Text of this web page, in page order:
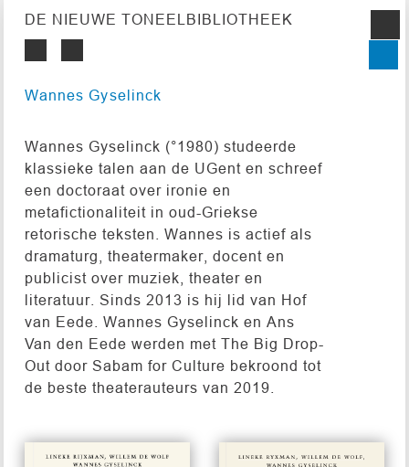
DE NIEUWE TONEELBIBLIOTHEEK
Wannes Gyselinck
Wannes Gyselinck (°1980) studeerde
klassieke talen aan de UGent en schreef
een doctoraat over ironie en
metafictionaliteit in oud-Griekse
retorische teksten. Wannes is actief als
dramaturg, theatermaker, docent en
publicist over muziek, theater en
literatuur. Sinds 2013 is hij lid van Hof
van Eede. Wannes Gyselinck en Ans
Van den Eede werden met The Big Drop-
Out door Sabam for Culture bekroond tot
de beste theaterauteurs van 2019.